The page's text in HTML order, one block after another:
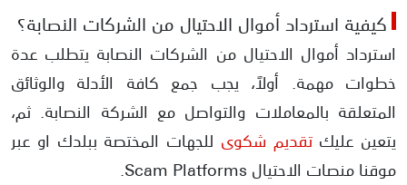
كيفية استرداد أموال الاحتيال من الشركات النصابة؟
استرداد أموال الاحتيال من الشركات النصابة يتطلب عدة
خطوات مهمة. أولاً، يجب جمع كافة الأدلة والوثائق
المتعلقة بالمعاملات والتواصل مع الشركة النصابة. ثم،
يتعين عليكتقديم شكوى للجهات المختصة ببلدك او عبر
موقنا منصات الاحتيال Scam Platforms.